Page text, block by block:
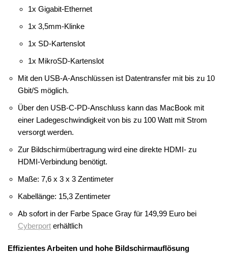
1x Gigabit-Ethernet
1x 3,5mm-Klinke
1x SD-Kartenslot
1x MikroSD-Kartenslot
Mit den USB-A-Anschlüssen ist Datentransfer mit bis zu 10
Gbit/S möglich.
Über den USB-C-PD-Anschluss kann das MacBook mit
einer Ladegeschwindigkeit von bis zu 100 Watt mit Strom
versorgt werden.
Zur Bildschirmübertragung wird eine direkte HDMI- zu
HDMI-Verbindung benötigt.
Maße: 7,6 x 3 x 3 Zentimeter
Kabellänge: 15,3 Zentimeter
Ab sofort in der Farbe Space Gray für 149,99 Euro bei
Cyberport erhältlich
Effizientes Arbeiten und hohe Bildschirmauflösung